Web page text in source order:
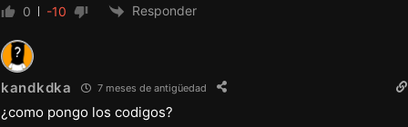
0 -10 Responder
kandkdka 7 meses de antigüedad
¿como pongo los codigos?